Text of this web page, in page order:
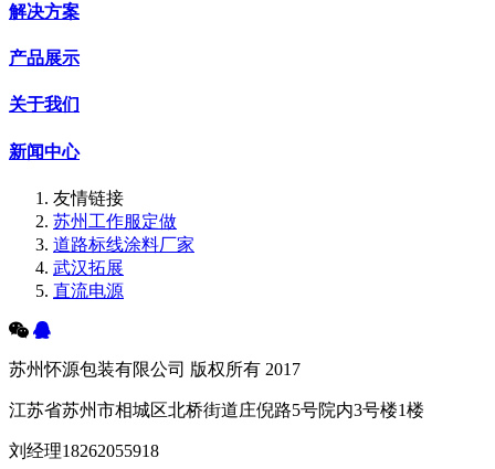
解决方案
产品展示
关于我们
新闻中心
友情链接
苏州工作服定做
道路标线涂料厂家
武汉拓展
直流电源
苏州怀源包装有限公司 版权所有 2017
江苏省苏州市相城区北桥街道庄倪路5号院内3号楼1楼
刘经理18262055918